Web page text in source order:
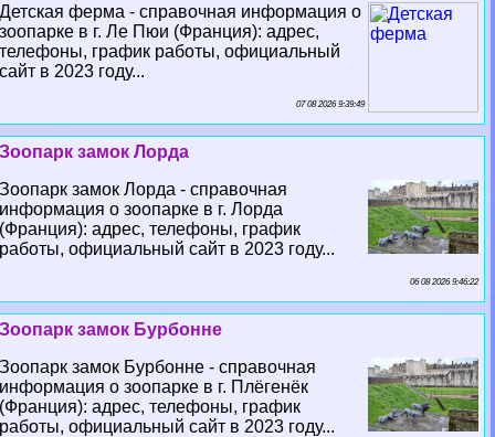
Детская ферма - справочная информация о
зоопарке в г. Ле Пюи (Франция): адрес,
телефоны, график работы, официальный
сайт в 2023 году...
07 08 2026 9:39:49
Зоопарк замок Лорда
Зоопарк замок Лорда - справочная
информация о зоопарке в г. Лорда
(Франция): адрес, телефоны, график
работы, официальный сайт в 2023 году...
06 08 2026 9:46:22
Зоопарк замок Бурбонне
Зоопарк замок Бурбонне - справочная
информация о зоопарке в г. Плёгенёк
(Франция): адрес, телефоны, график
работы, официальный сайт в 2023 году...